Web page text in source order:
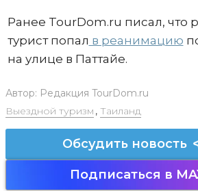
Ранее TourDom.ru писал, что
турист попал в реанимацию
на улице в Паттайе.
Автор: Редакция TourDom.ru
Выездной туризм , Таиланд
Обсудить новость
Подписаться в